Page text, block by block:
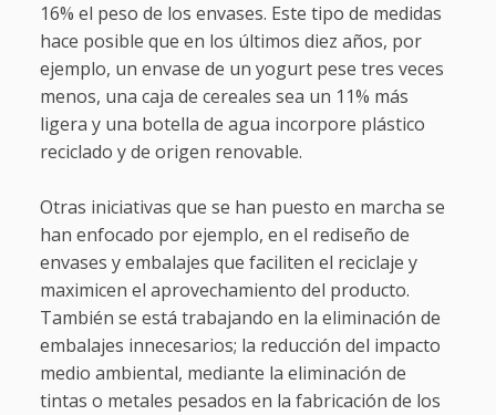
16% el peso de los envases. Este tipo de medidas
hace posible que en los últimos diez años, por
ejemplo, un envase de un yogurt pese tres veces
menos, una caja de cereales sea un 11% más
ligera y una botella de agua incorpore plástico
reciclado y de origen renovable.
Otras iniciativas que se han puesto en marcha se
han enfocado por ejemplo, en el rediseño de
envases y embalajes que faciliten el reciclaje y
maximicen el aprovechamiento del producto.
También se está trabajando en la eliminación de
embalajes innecesarios; la reducción del impacto
medio ambiental, mediante la eliminación de
tintas o metales pesados en la fabricación de los